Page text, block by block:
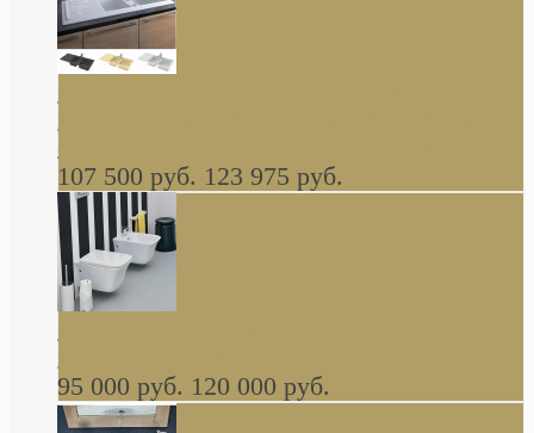
керамическая мойка 1160 x 510 мм белая,
серая, черная, бежевая В НАЛИЧИИ
107 500 руб. 123 975 руб.
навесное КОМПЛЕКТ
95 000 руб. 120 000 руб.